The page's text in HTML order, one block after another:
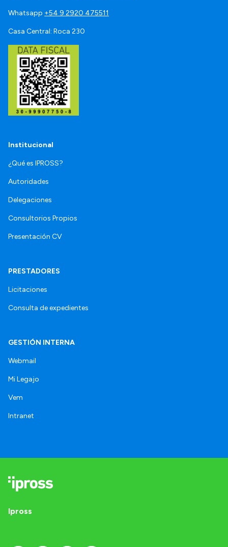
Whatsapp +54 9 2920 475511
Casa Central: Roca 230
Institucional
¿Qué es IPROSS?
Autoridades
Delegaciones
Consultorios Propios
Presentación CV
PRESTADORES
Licitaciones
Consulta de expedientes
GESTIÓN INTERNA
Webmail
Mi Legajo
Vem
Intranet
Ipross